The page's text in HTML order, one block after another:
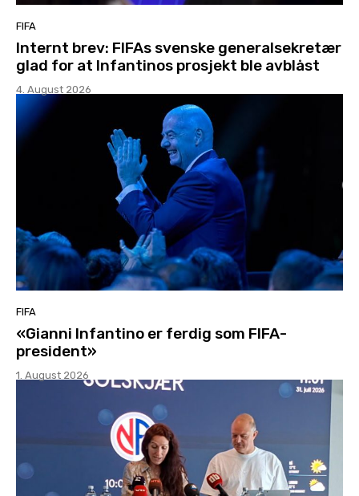
FIFA
Internt brev: FIFAs svenske generalsekretær
glad for at Infantinos prosjekt ble avblåst
4. August 2026
FIFA
«Gianni Infantino er ferdig som FIFA-
president»
1. August 2026